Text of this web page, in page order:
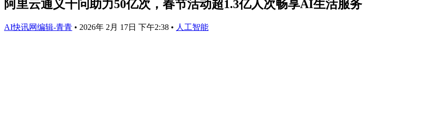
阿里云通义千问助力50亿次，春节活动超1.3亿人次畅享AI生活服务
AI快讯网编辑-青青 • 2026年 2月 17日 下午2:38 • 人工智能